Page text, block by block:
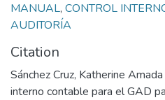
MANUAL, CONTROL
AUDITORÍA
Citation
Sánchez Cruz, Katherine
interno contable para el GAD